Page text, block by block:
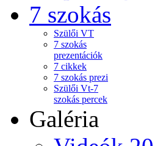
7 szokás
Szülői VT
7 szokás
prezentációk
7 cikkek
7 szokás prezi
Szülői Vt-7
szokás percek
Galéria